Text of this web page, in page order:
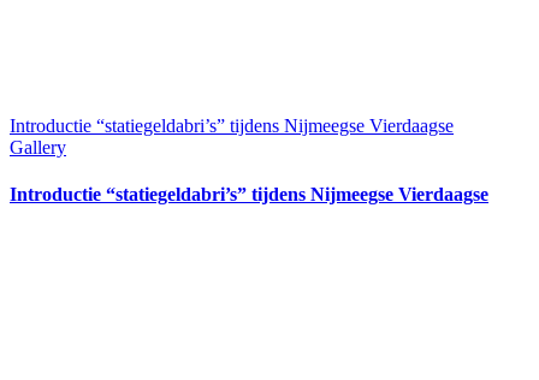
Introductie “statiegeldabri’s” tijdens Nijmeegse Vierdaagse
Gallery
Introductie “statiegeldabri’s” tijdens Nijmeegse Vierdaagse